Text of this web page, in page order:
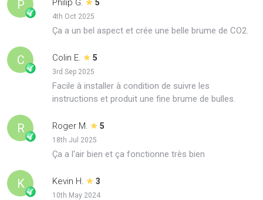
P Philip G. 5
4th Oct 2025
Ça a un bel aspect et crée une belle brume de CO2.
C Colin E. 5
3rd Sep 2025
Facile à installer à condition de suivre les
instructions et produit une fine brume de bulles.
R Roger M. 5
18th Jul 2025
Ça a l'air bien et ça fonctionne très bien
K Kevin H. 3
10th May 2024